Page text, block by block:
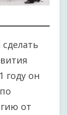
году он
от